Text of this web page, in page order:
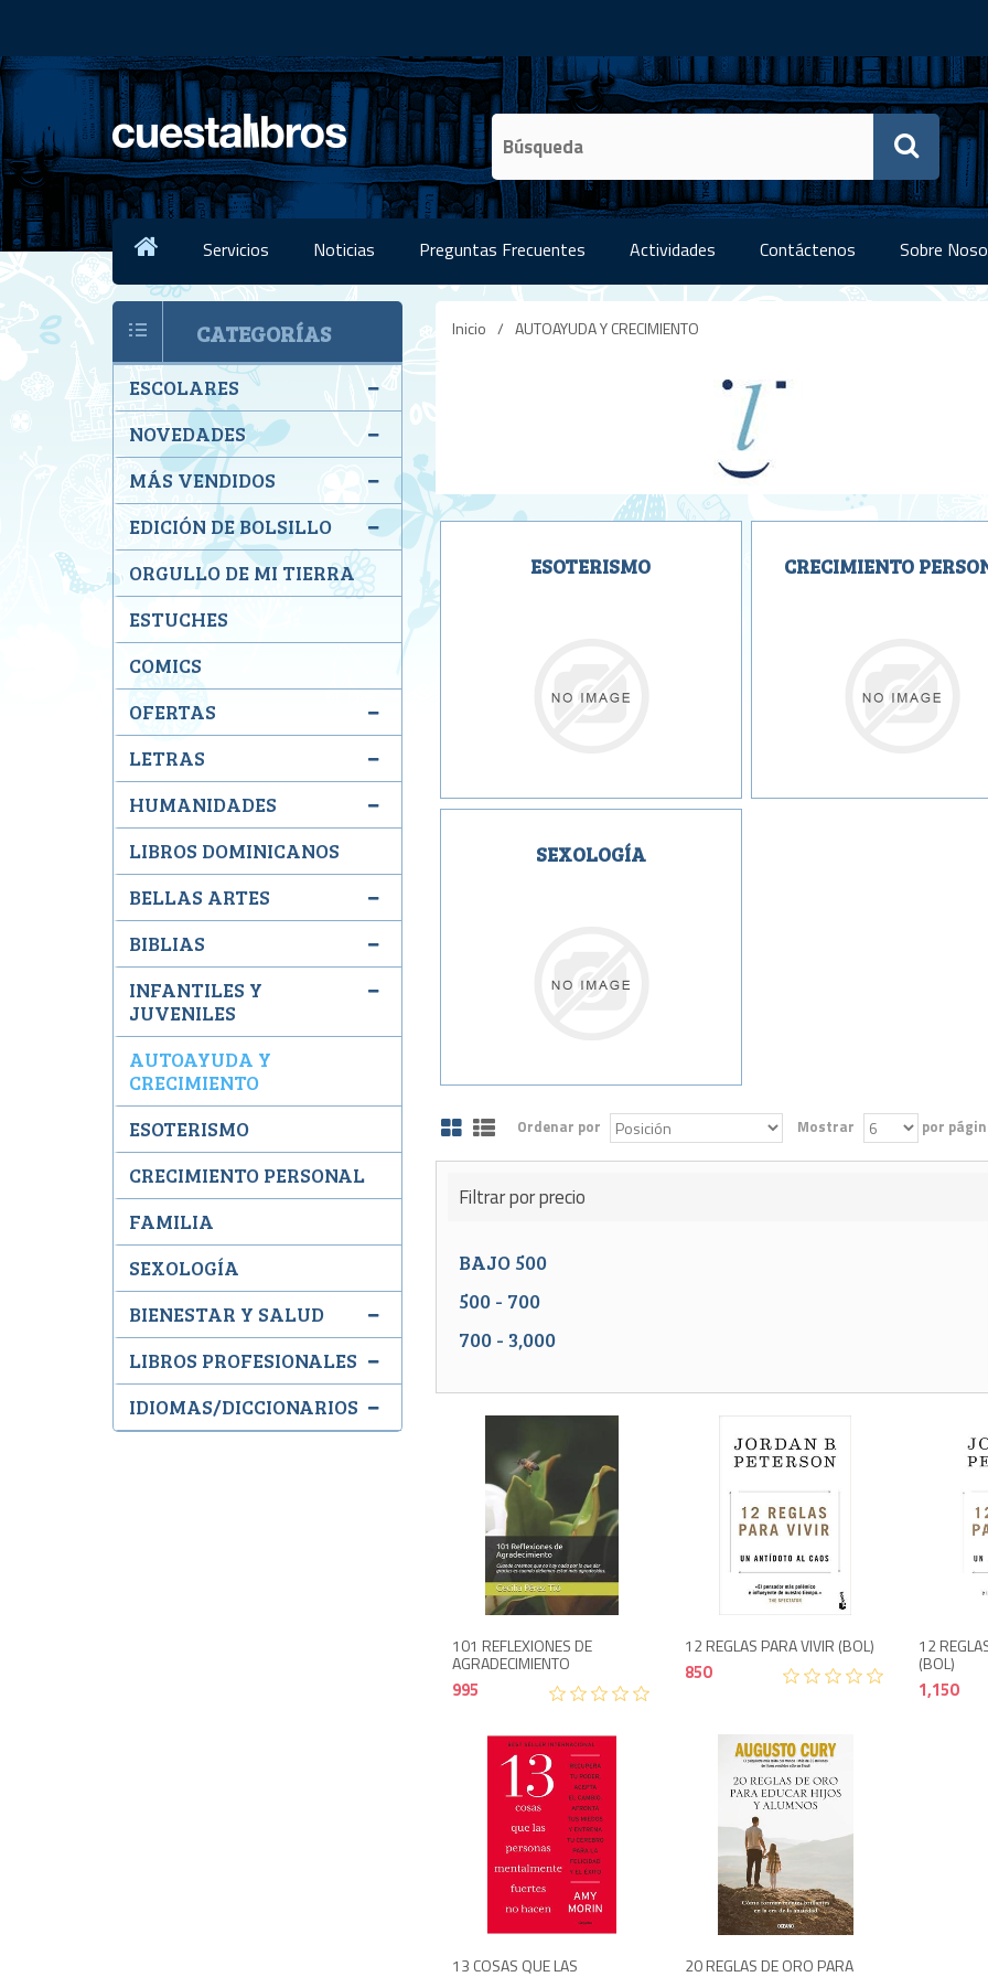
Servicios Noticias Preguntas Frecuentes Actividades Contáctenos Sobre
Inicio / AUTOAYUDA Y CRECIMIENTO
ESOTERISMO CRECIMIENTO
SEXOLOGÍA
Ordenar por Mostrar por
Filtrar por precio
BAJO 500
500- 700
700- 3,000
101 REFLEXIONES DE
AGRADECIMIENTO
995
12 REGLAS PARA VIVIR (BOL)
850
12
(BOL)
1,150
1,450
13 COSAS QUE LAS 20 REGLAS DE ORO PARA
CATEGORÍAS
ESCOLARES
NOVEDADES
MÁS VENDIDOS
EDICIÓN DE BOLSILLO
ORGULLO DE MI TIERRA
ESTUCHES
COMICS
OFERTAS
LETRAS
HUMANIDADES
LIBROS DOMINICANOS
BELLAS ARTES
BIBLIAS
INFANTILES Y
JUVENILES
AUTOAYUDA Y
CRECIMIENTO
ESOTERISMO
CRECIMIENTO PERSONAL
FAMILIA
SEXOLOGÍA
BIENESTAR Y SALUD
LIBROS PROFESIONALES
IDIOMAS/DICCIONARIOS